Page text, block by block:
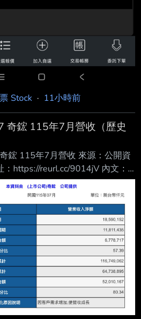
Stock · 11小時前
奇鋐 115年7月營收（歷史
鋐 115年7月營收 來源：公開資
：https://reurl.cc/9014jV 內文：
GS2PZ1.jpg 7月營收 年增
最近漲很多的奇鋐今天拉回，